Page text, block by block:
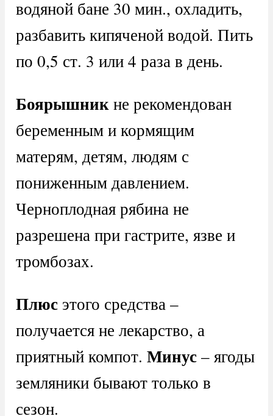
водяной бане 30 мин., охладить,
разбавить кипяченой водой. Пить
по 0,5 ст. 3 или 4 раза в день.
Боярышникне рекомендован
беременным и кормящим
матерям, детям, людям с
пониженным давлением.
Черноплодная рябина не
разрешена при гастрите, язве и
тромбозах.
Плюсэтого средства –
получается не лекарство, а
приятный компот. Минус– ягоды
земляники бывают только в
сезон.